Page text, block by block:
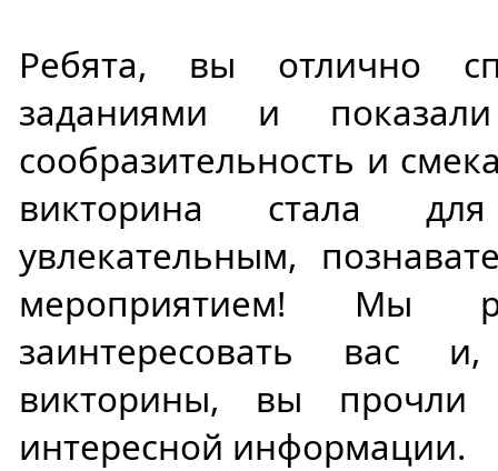
Ребята, вы отлично
заданиями и
сообразительность и
викторина стала
увлекательным,
мероприятием! Мы
заинтересовать вас
викторины, вы
интересной информации.